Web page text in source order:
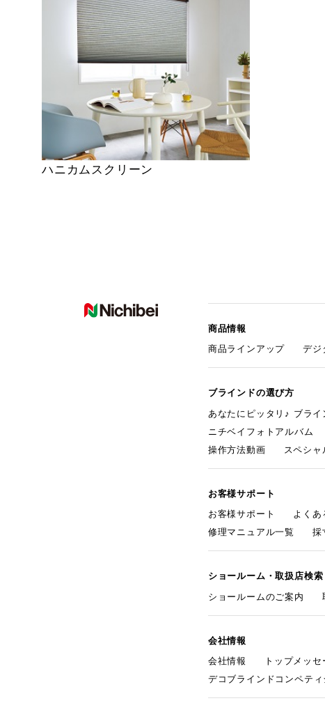
ハニカムスクリーン
商品情報
商品ラインアップ
デジ
ブラインドの選び方
あなたにピッタリ♪ ブライ
ニチベイフォトアルバム
操作方法動画
スペシャ
お客様サポート
お客様サポート
よくあ
修理マニュアル一覧
採
ショールーム・取扱店検索
ショールームのご案内
会社情報
会社情報
トップメッセ
デコブラインドコンペティ